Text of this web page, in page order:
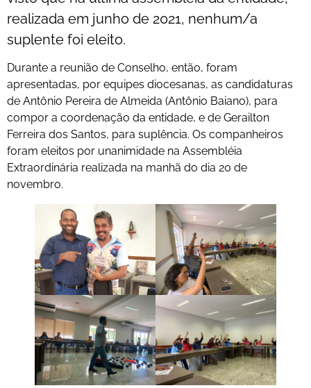
realizada em junho de 2021, nenhum/a
suplente foi eleito.
Durante a reunião de Conselho, então, foram
apresentadas, por equipes diocesanas, as candidaturas
de Antônio Pereira de Almeida (Antônio Baiano), para
compor a coordenação da entidade, e de Gerailton
Ferreira dos Santos, para suplência. Os companheiros
foram eleitos por unanimidade na Assembléia
Extraordinária realizada na manhã do dia 20 de
novembro.